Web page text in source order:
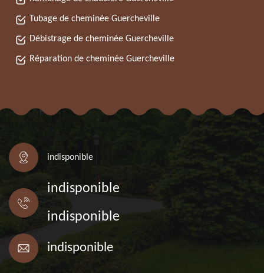
Tubage de cheminée Guercheville
Débistrage de cheminée Guercheville
Réparation de cheminée Guercheville
indisponible
indisponible
indisponible
indisponible